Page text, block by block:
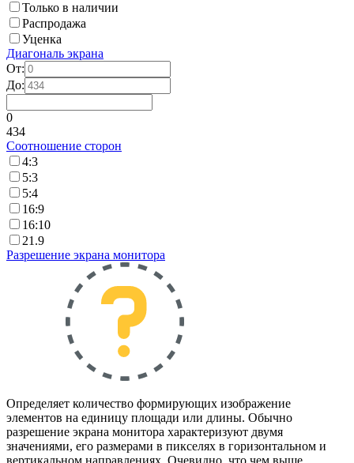
Только в наличии
Распродажа
Уценка
Диагональ экрана
От:
До:
0
434
Соотношение сторон
4:3
5:3
5:4
16:9
16:10
21.9
Разрешение экрана монитора
Определяет количество формирующих изображение
элементов на единицу площади или длины. Обычно
разрешение экрана монитора характеризуют двумя
значениями, его размерами в пикселях в горизонтальном и